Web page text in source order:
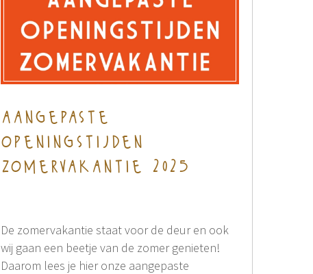
aangepaste
openingstijden
zomervakantie 2025
De zomervakantie staat voor de deur en ook
wij gaan een beetje van de zomer genieten!
Daarom lees je hier onze aangepaste